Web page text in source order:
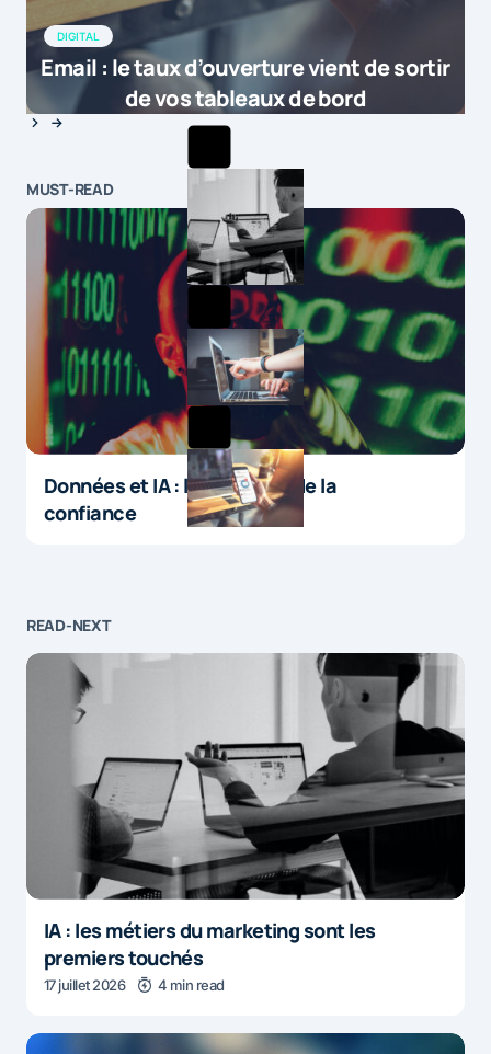
DIGITAL
Email : le taux d’ouverture vient de sortir
de vos tableaux de bord
MUST-READ
Données et IA : le paradoxe de la
confiance
READ-NEXT
IA : les métiers du marketing sont les
premiers touchés
17 juillet 2026 4 min read